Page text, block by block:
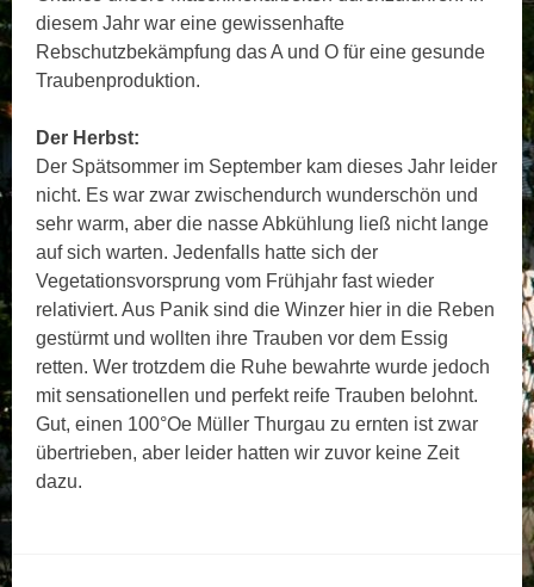
diesem Jahr war eine gewissenhafte
Rebschutzbekämpfung das A und O für eine gesunde
Traubenproduktion.
Der Herbst:
Der Spätsommer im September kam dieses Jahr leider
nicht. Es war zwar zwischendurch wunderschön und
sehr warm, aber die nasse Abkühlung ließ nicht lange
auf sich warten. Jedenfalls hatte sich der
Vegetationsvorsprung vom Frühjahr fast wieder
relativiert. Aus Panik sind die Winzer hier in die Reben
gestürmt und wollten ihre Trauben vor dem Essig
retten. Wer trotzdem die Ruhe bewahrte wurde jedoch
mit sensationellen und perfekt reife Trauben belohnt.
Gut, einen 100°Oe Müller Thurgau zu ernten ist zwar
übertrieben, aber leider hatten wir zuvor keine Zeit
dazu.